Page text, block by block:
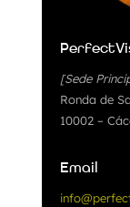
[Sede
Ronda de
10002 –
Email